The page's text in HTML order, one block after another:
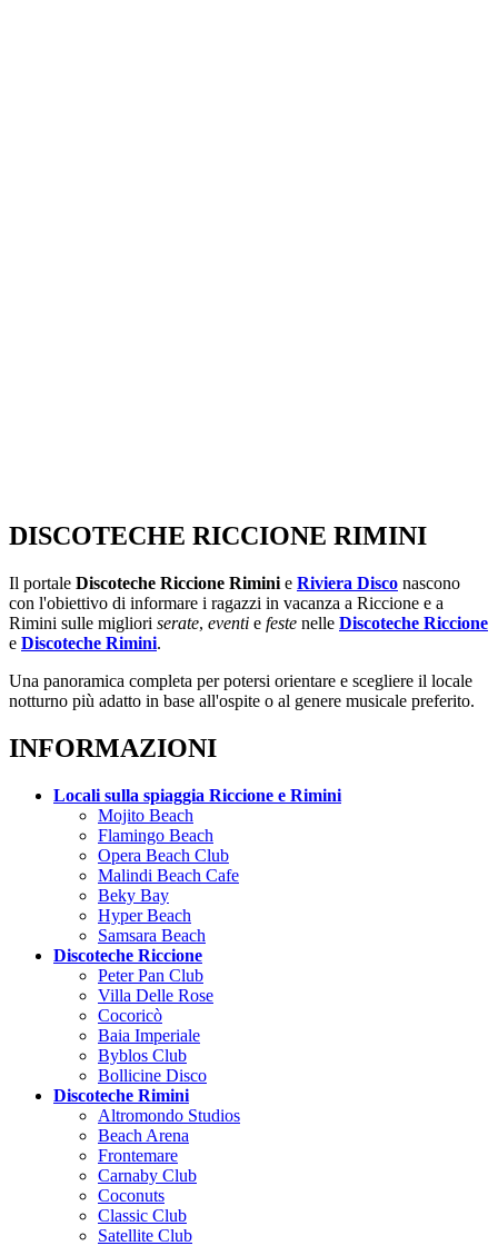
DISCOTECHE RICCIONE RIMINI
Il portale Discoteche Riccione Rimini e Riviera Disco nascono
con l'obiettivo di informare i ragazzi in vacanza a Riccione e a
Rimini sulle migliori serate, eventi e feste nelle Discoteche Riccione
e Discoteche Rimini.
Una panoramica completa per potersi orientare e scegliere il locale
notturno più adatto in base all'ospite o al genere musicale preferito.
INFORMAZIONI
Locali sulla spiaggia Riccione e Rimini
Mojito Beach
Flamingo Beach
Opera Beach Club
Malindi Beach Cafe
Beky Bay
Hyper Beach
Samsara Beach
Discoteche Riccione
Peter Pan Club
Villa Delle Rose
Cocoricò
Baia Imperiale
Byblos Club
Bollicine Disco
Discoteche Rimini
Altromondo Studios
Beach Arena
Frontemare
Carnaby Club
Coconuts
Classic Club
Satellite Club